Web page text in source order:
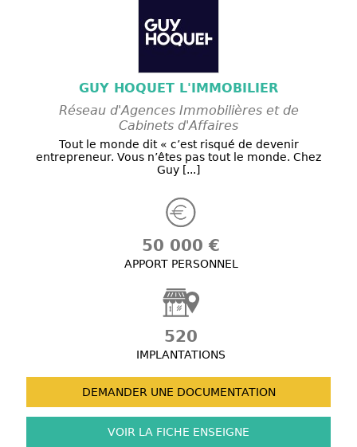
GUY HOQUET L'IMMOBILIER
Réseau d'Agences Immobilières et de
Cabinets d'Affaires
Tout le monde dit « c’est risqué de devenir
entrepreneur. Vous n’êtes pas tout le monde. Chez
Guy [...]
50 000 €
APPORT PERSONNEL
520
IMPLANTATIONS
DEMANDER UNE DOCUMENTATION
VOIR LA FICHE ENSEIGNE